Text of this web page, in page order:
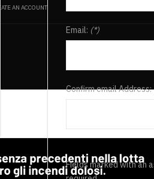
AN ACCOUNT
Email: (*)
Confirm email Address:
Fields marked with an